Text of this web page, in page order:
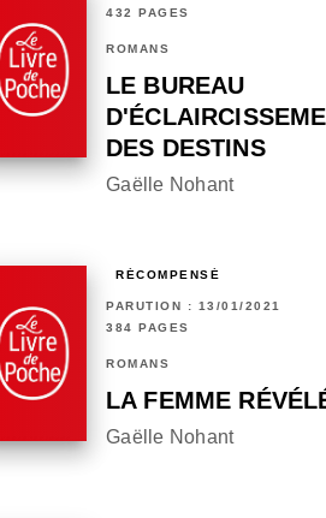
432 PAGES
ROMANS
LE BUREAU
DES DESTINS
Gaëlle Nohant
RÉCOMPENSÉ
PARUTION : 13/01/2021
384 PAGES
ROMANS
LA FEMME
Gaëlle Nohant